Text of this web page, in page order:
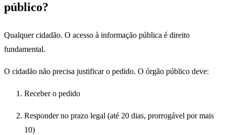
público?
Qualquer cidadão. O acesso à informação pública é direito
fundamental.
O cidadão não precisa justificar o pedido. O órgão público deve:
Receber o pedido
Responder no prazo legal (até 20 dias, prorrogável por mais
10)